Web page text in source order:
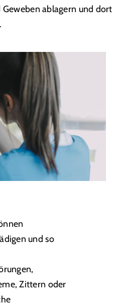
ablagern und dort
und so
Zittern oder